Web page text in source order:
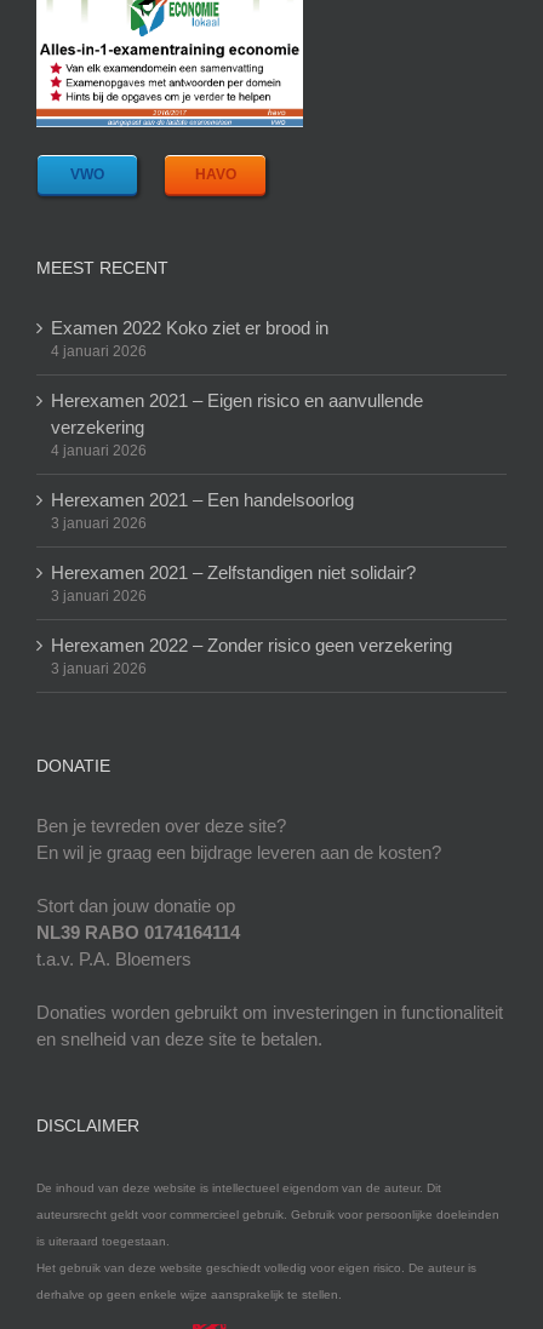
VWO HAVO
MEEST RECENT
Examen 2022 Koko ziet er brood in
4 januari 2026
Herexamen 2021 – Eigen risico en aanvullende
verzekering
4 januari 2026
Herexamen 2021 – Een handelsoorlog
3 januari 2026
Herexamen 2021 – Zelfstandigen niet solidair?
3 januari 2026
Herexamen 2022 – Zonder risico geen verzekering
3 januari 2026
DONATIE
Ben je tevreden over deze site?
En wil je graag een bijdrage leveren aan de kosten?
Stort dan jouw donatie op
NL39 RABO 0174164114
t.a.v. P.A. Bloemers
Donaties worden gebruikt om investeringen in functionaliteit
en snelheid van deze site te betalen.
DISCLAIMER
De inhoud van deze website is intellectueel eigendom van de auteur. Dit
auteursrecht geldt voor commercieel gebruik. Gebruik voor persoonlijke doeleinden
is uiteraard toegestaan.
Het gebruik van deze website geschiedt volledig voor eigen risico. De auteur is
derhalve op geen enkele wijze aansprakelijk te stellen.